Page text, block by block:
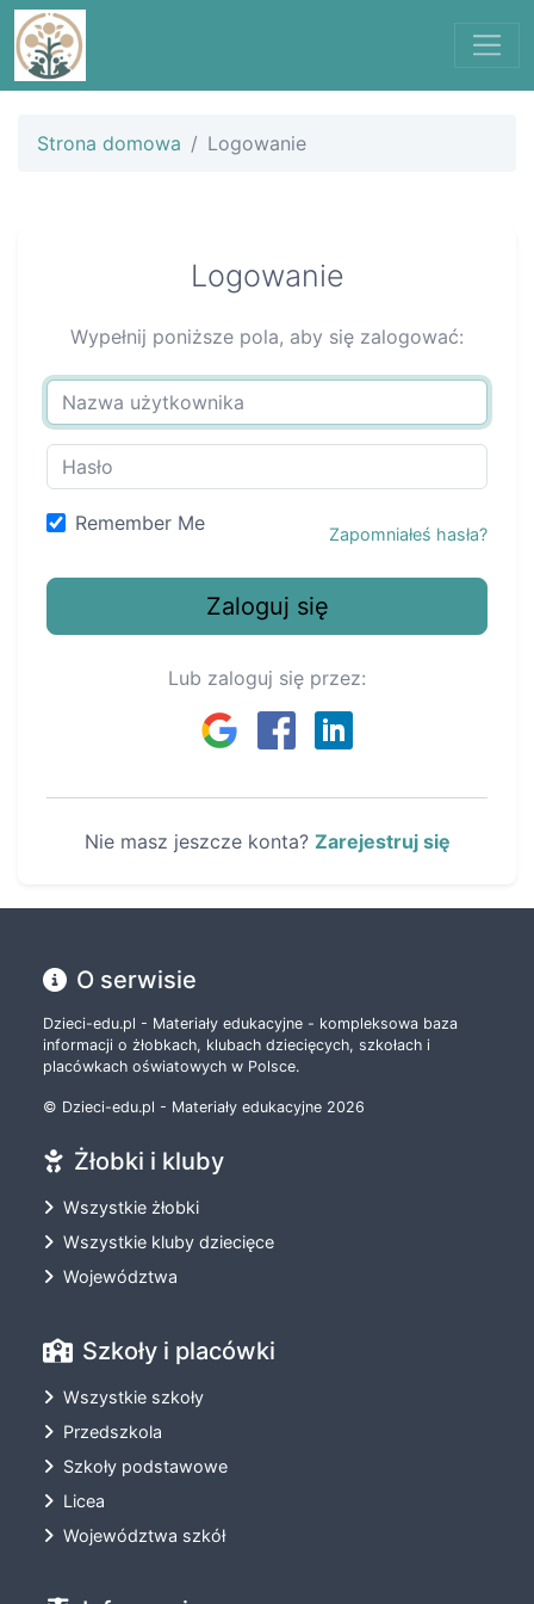
Strona domowa Logowanie
Logowanie
Wypełnij poniższe pola, aby się zalogować:
Remember Me Zapomniałeś hasła?
Zaloguj się
Lub zaloguj się przez:
Nie masz jeszcze konta? Zarejestruj się
O serwisie
Dzieci-edu.pl - Materiały edukacyjne - kompleksowa baza
informacji o żłobkach, klubach dziecięcych, szkołach i
placówkach oświatowych w Polsce.
© Dzieci-edu.pl - Materiały edukacyjne 2026
Żłobki i kluby
Wszystkie żłobki
Wszystkie kluby dziecięce
Województwa
Szkoły i placówki
Wszystkie szkoły
Przedszkola
Szkoły podstawowe
Licea
Województwa szkół